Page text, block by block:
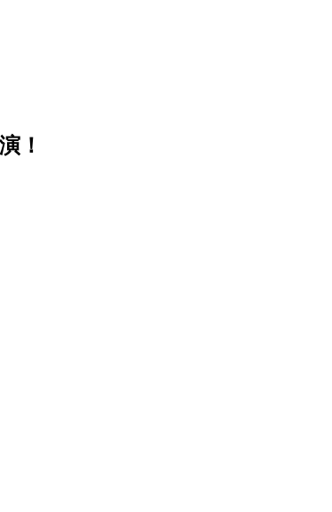
！